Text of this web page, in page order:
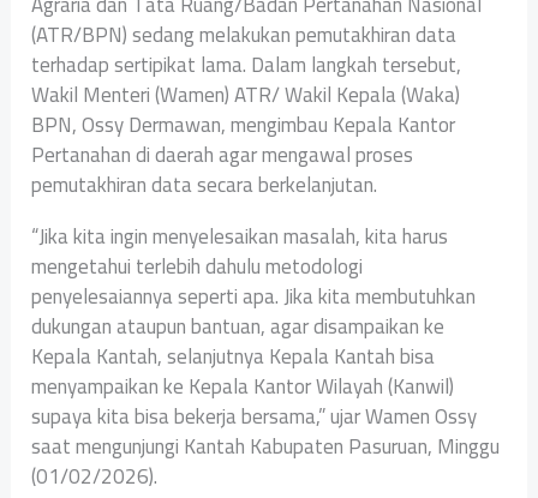
(ATR/BPN) sedang melakukan pemutakhiran data
terhadap sertipikat lama. Dalam langkah tersebut,
Wakil Menteri (Wamen) ATR/ Wakil Kepala (Waka)
BPN, Ossy Dermawan, mengimbau Kepala Kantor
Pertanahan di daerah agar mengawal proses
pemutakhiran data secara berkelanjutan.
“Jika kita ingin menyelesaikan masalah, kita harus
mengetahui terlebih dahulu metodologi
penyelesaiannya seperti apa. Jika kita membutuhkan
dukungan ataupun bantuan, agar disampaikan ke
Kepala Kantah, selanjutnya Kepala Kantah bisa
menyampaikan ke Kepala Kantor Wilayah (Kanwil)
supaya kita bisa bekerja bersama,” ujar Wamen Ossy
saat mengunjungi Kantah Kabupaten Pasuruan, Minggu
(01/02/2026).